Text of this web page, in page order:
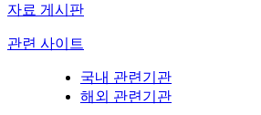
자료 게시판
관련 사이트
국내 관련기관
해외 관련기관